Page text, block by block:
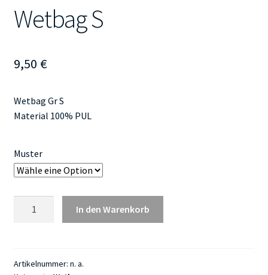
Wetbag S
9,50 €
Wetbag Gr S
Material 100% PUL
Muster
In den Warenkorb
Artikelnummer: n. a.